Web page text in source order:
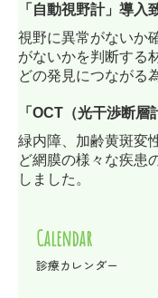
「自動視野計」 導入
視野に異常がないか
がないかを判断する
どの発見につながる
「OCT（光干渉断層
緑内障、加齢黄斑変
ど網膜の様々な疾患
しました。
Calendar
診療カレンダー